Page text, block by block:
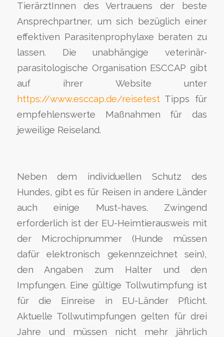
TierärztInnen des Vertrauens der beste
Ansprechpartner, um sich bezüglich einer
effektiven Parasitenprophylaxe beraten zu
lassen. Die unabhängige veterinär-
parasitologische Organisation ESCCAP gibt
auf ihrer Website unter
https://www.esccap.de/reisetestTipps für
empfehlenswerte Maßnahmen für das
jeweilige Reiseland.
Neben dem individuellen Schutz des
Hundes, gibt es für Reisen in andere Länder
auch einige Must-haves. Zwingend
erforderlich ist der EU-Heimtierausweis mit
der Microchipnummer (Hunde müssen
dafür elektronisch gekennzeichnet sein),
den Angaben zum Halter und den
Impfungen. Eine gültige Tollwutimpfung ist
für die Einreise in EU-Länder Pflicht.
Aktuelle Tollwutimpfungen gelten für drei
Jahre und müssen nicht mehr jährlich